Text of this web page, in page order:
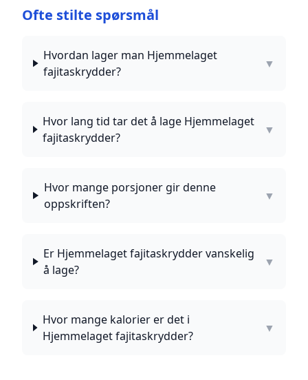
Ofte stilte spørsmål
Hvordan lager man Hjemmelaget
fajitaskrydder?
▼
Hvor lang tid tar det å lage Hjemmelaget
fajitaskrydder?
▼
Hvor mange porsjoner gir denne
oppskriften?
▼
Er Hjemmelaget fajitaskrydder vanskelig
å lage?
▼
Hvor mange kalorier er det i
Hjemmelaget fajitaskrydder?
▼